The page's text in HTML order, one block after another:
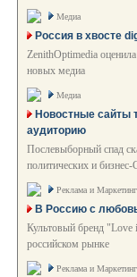
Медиа
Россия в хвосте
ZenithOptimedia
новых медиа
Медиа
Новостные сайты
аудиторию
Послевыборный спад
политических и
Реклама и Маркетинг
В Россию с
Культовый бренд "Love
российском рынке
Реклама и Маркетинг